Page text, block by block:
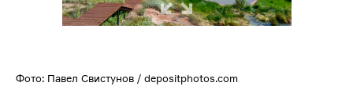
Фото: Павел Свистунов / depositphotos.com